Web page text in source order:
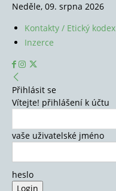
Neděle, 09. srpna 2026
Kontakty / Etický kodex
Inzerce
Přihlásit se
Vítejte! přihlášení k účtu
vaše uživatelské jméno
heslo